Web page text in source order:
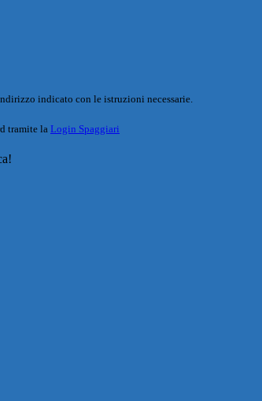
indicato con le istruzioni necessarie.
tramite la Login Spaggiari